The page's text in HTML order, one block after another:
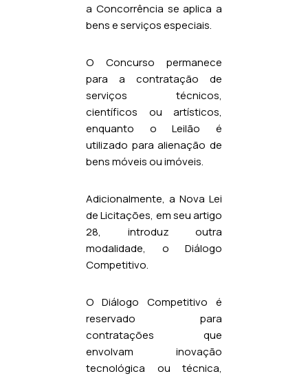
a Concorrência se aplica a
bens e serviços especiais.
O Concurso permanece
para a contratação de
serviços técnicos,
científicos ou artísticos,
enquanto o Leilão é
utilizado para alienação de
bens móveis ou imóveis.
Adicionalmente, a Nova Lei
de Licitações, em seu artigo
28, introduz outra
modalidade, o Diálogo
Competitivo.
O Diálogo Competitivo é
reservado para
contratações que
envolvam inovação
tecnológica ou técnica,